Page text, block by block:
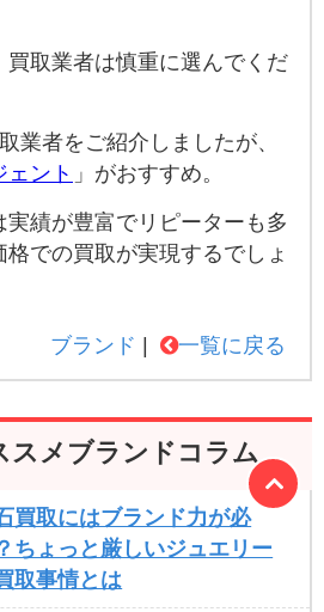
買取業者は慎重に選んでくだ
業者をご紹介しましたが、
ェント 」がおすすめ。
績が豊富でリピーターも多
での買取が実現するでしょ
ブランド 一覧に戻る
スメブランドコラム
買取にはブランド力が必
ちょっと厳しいジュエリー
取事情とは